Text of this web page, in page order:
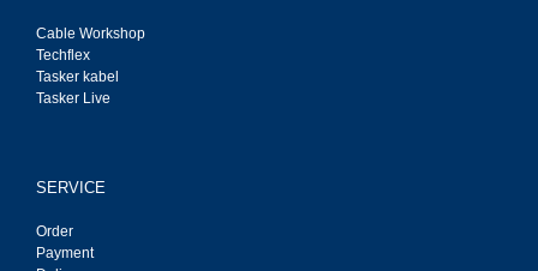
Cable Workshop
Techflex
Tasker kabel
Tasker Live
SERVICE
Order
Payment